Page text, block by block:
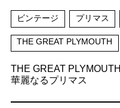
ビンテージ プリマス
THE GREAT PLYMOUTH
THE GREAT PLYMOUTH
華麗なるプリマス